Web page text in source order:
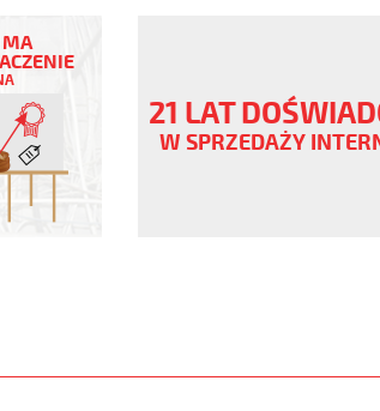
galleries/products/1510-
MA
21 LAT
W SPRZEDAŻY